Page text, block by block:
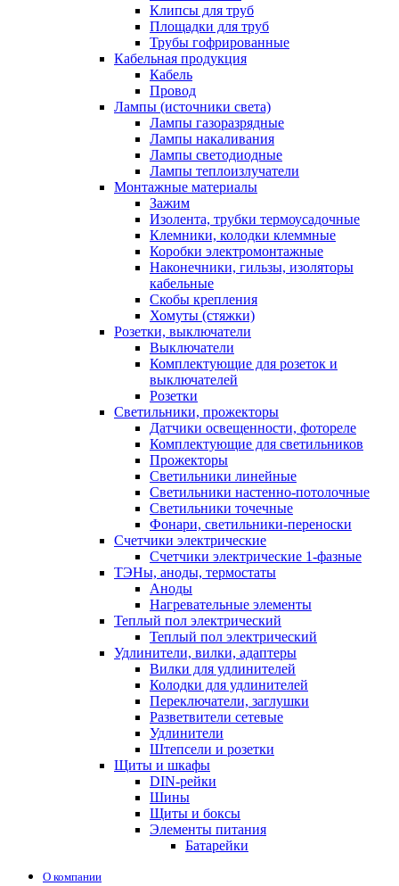
Клипсы для труб
Площадки для труб
Трубы гофрированные
Кабельная продукция
Кабель
Провод
Лампы (источники света)
Лампы газоразрядные
Лампы накаливания
Лампы светодиодные
Лампы теплоизлучатели
Монтажные материалы
Зажим
Изолента, трубки термоусадочные
Клемники, колодки клеммные
Коробки электромонтажные
Наконечники, гильзы, изоляторы
кабельные
Скобы крепления
Хомуты (стяжки)
Розетки, выключатели
Выключатели
Комплектующие для розеток и
выключателей
Розетки
Светильники, прожекторы
Датчики освещенности, фотореле
Комплектующие для светильников
Прожекторы
Светильники линейные
Светильники настенно-потолочные
Светильники точечные
Фонари, светильники-переноски
Счетчики электрические
Счетчики электрические 1-фазные
ТЭНы, аноды, термостаты
Аноды
Нагревательные элементы
Теплый пол электрический
Теплый пол электрический
Удлинители, вилки, адаптеры
Вилки для удлинителей
Колодки для удлинителей
Переключатели, заглушки
Разветвители сетевые
Удлинители
Штепсели и розетки
Щиты и шкафы
DIN-рейки
Шины
Щиты и боксы
Элементы питания
Батарейки
О компании